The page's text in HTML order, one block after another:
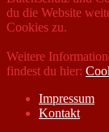
du die Website
Cookies zu.
Weitere
findest du hier:
Impressum
Kontakt